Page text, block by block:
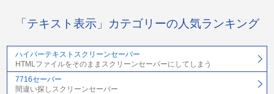
「テキスト表示」カテゴリーの人気ランキング
ハイパーテキストスクリーンセーバー
HTMLファイルをそのままスクリーンセーバーにしてしまう
7716セーバー
間違い探しスクリーンセーバー